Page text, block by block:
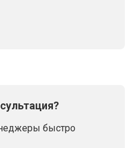
быстро